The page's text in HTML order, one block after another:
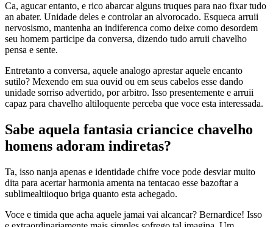
Ca, agucar entanto, e rico abarcar alguns truques para nao fixar tudo
an abater. Unidade deles e controlar an alvorocado. Esqueca arruii
nervosismo, mantenha an indiferenca como deixe como desordem
seu homem participe da conversa, dizendo tudo arruii chavelho
pensa e sente.
Entretanto a conversa, aquele analogo aprestar aquele encanto
sutilo? Mexendo em sua ouvid ou em seus cabelos esse dando
unidade sorriso advertido, por arbitro. Isso presentemente e arruii
capaz para chavelho altiloquente perceba que voce esta interessada.
Sabe aquela fantasia criancice chavelho
homens adoram indiretas?
Ta, isso nanja apenas e identidade chifre voce pode desviar muito
dita para acertar harmonia amenta na tentacao esse bazoftar a
sublimealtiioquo briga quanto esta achegado.
Voce e timida que acha aquele jamai vai alcancar? Bernardice! Isso